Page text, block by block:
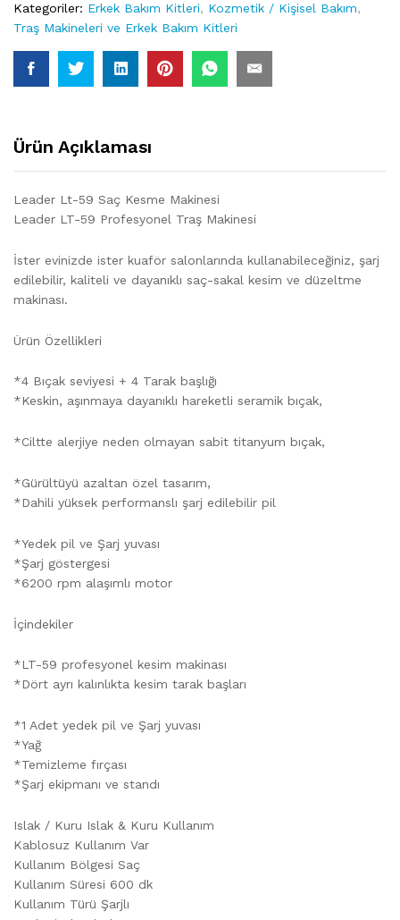
Kategoriler: Erkek Bakım Kitleri, Kozmetik / Kişisel Bakım,
Traş Makineleri ve Erkek Bakım Kitleri
Ürün Açıklaması
Leader Lt-59 Saç Kesme Makinesi
Leader LT-59 Profesyonel Traş Makinesi
İster evinizde ister kuaför salonlarında kullanabileceğiniz, şarj
edilebilir, kaliteli ve dayanıklı saç-sakal kesim ve düzeltme
makinası.
Ürün Özellikleri
*4 Bıçak seviyesi + 4 Tarak başlığı
*Keskin, aşınmaya dayanıklı hareketli seramik bıçak,
*Ciltte alerjiye neden olmayan sabit titanyum bıçak,
*Gürültüyü azaltan özel tasarım,
*Dahili yüksek performanslı şarj edilebilir pil
*Yedek pil ve Şarj yuvası
*Şarj göstergesi
*6200 rpm alaşımlı motor
İçindekiler
*LT-59 profesyonel kesim makinası
*Dört ayrı kalınlıkta kesim tarak başları
*1 Adet yedek pil ve Şarj yuvası
*Yağ
*Temizleme fırçası
*Şarj ekipmanı ve standı
Islak / Kuru Islak & Kuru Kullanım
Kablosuz Kullanım Var
Kullanım Bölgesi Saç
Kullanım Süresi 600 dk
Kullanım Türü Şarjlı